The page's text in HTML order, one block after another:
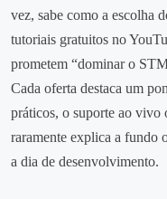
vez, sabe como a escolha
tutoriais gratuitos no
prometem “dominar o
Cada oferta destaca um
práticos, o suporte ao vivo
raramente explica a fundo
a dia de desenvolvimento.